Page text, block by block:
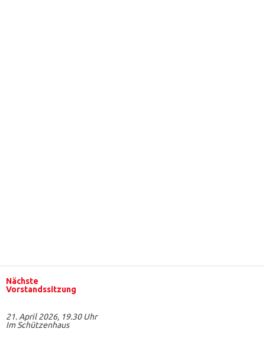
Nächste
Vorstandssitzung
21. April 2026, 19.30 Uhr
Im Schützenhaus